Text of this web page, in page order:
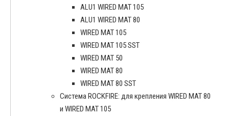
ALU1 WIRED MAT 105
ALU1 WIRED MAT 80
WIRED MAT 105
WIRED MAT 105 SST
WIRED MAT 50
WIRED MAT 80
WIRED MAT 80 SST
Система ROCKFIRE: для крепления WIRED MAT 80
и WIRED MAT 105